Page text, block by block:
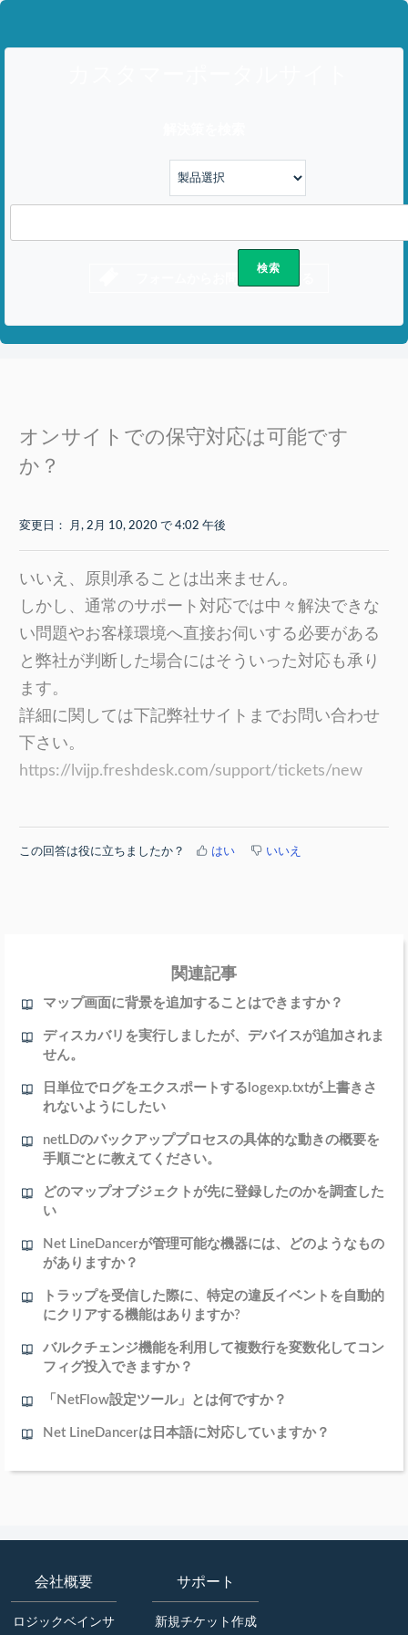
オンサイトでの保守対応は可能です
か？
変更日： 月, 2月 10, 2020 で 4:02 午後
いいえ、原則承ることは出来ません。
し かし、通常のサポート対応では中々解決できな
い問題やお客様環境へ直接お伺いする必要がある
と弊社が判断した場合にはそういった対応も承り
ます。
詳細に関しては下記弊社サイトまでお問い合わせ
下さい。
https://lvijp.freshdesk.com/support/tickets/new
この回答は役に立ちましたか？ はい いいえ
関連記事
マップ画面に背景を追加することはできますか？
ディスカバリを実行しましたが、デバイスが追加されま
せん。
日単位でログをエクスポートするlogexp.txtが上書きさ
れないようにしたい
netLDのバックアッププロセスの具体的な動きの概要を
手順ごとに教えてください。
どのマップオブジェクトが先に登録したのかを調査した
い
Net LineDancerが管理可能な機器には、どのようなもの
がありますか？
トラップを受信した際に、特定の違反イベントを自動的
にクリアする機能はありますか?
バルクチェンジ機能を利用して複数行を変数化してコン
フィグ投入できますか？
「NetFlow設定ツール」とは何ですか？
Net LineDancerは日本語に対応していますか？
会社概要
ロジックベインサ
サポート
新規チケット作成